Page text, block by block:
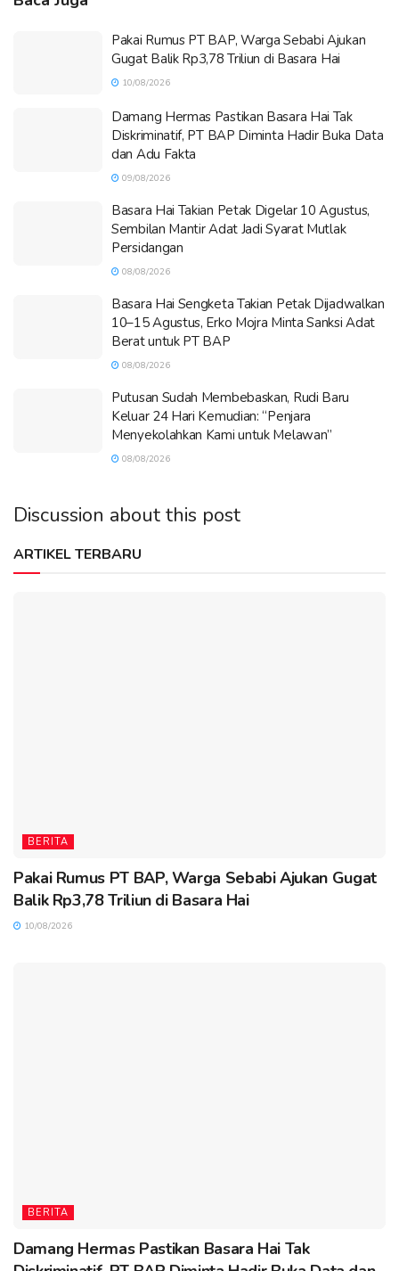
Pakai Rumus PT BAP, Warga Sebabi Ajukan
Gugat Balik Rp3,78 Triliun di Basara Hai
10/08/2026
Damang Hermas Pastikan Basara Hai Tak
Diskriminatif, PT BAP Diminta Hadir Buka Data
dan Adu Fakta
09/08/2026
Basara Hai Takian Petak Digelar 10 Agustus,
Sembilan Mantir Adat Jadi Syarat Mutlak
Persidangan
08/08/2026
Basara Hai Sengketa Takian Petak Dijadwalkan
10–15 Agustus, Erko Mojra Minta Sanksi Adat
Berat untuk PT BAP
08/08/2026
Putusan Sudah Membebaskan, Rudi Baru
Keluar 24 Hari Kemudian: “Penjara
Menyekolahkan Kami untuk Melawan”
08/08/2026
Discussion about this post
ARTIKEL TERBARU
BERITA
Pakai Rumus PT BAP, Warga Sebabi Ajukan Gugat
Balik Rp3,78 Triliun di Basara Hai
10/08/2026
BERITA
Damang Hermas Pastikan Basara Hai Tak